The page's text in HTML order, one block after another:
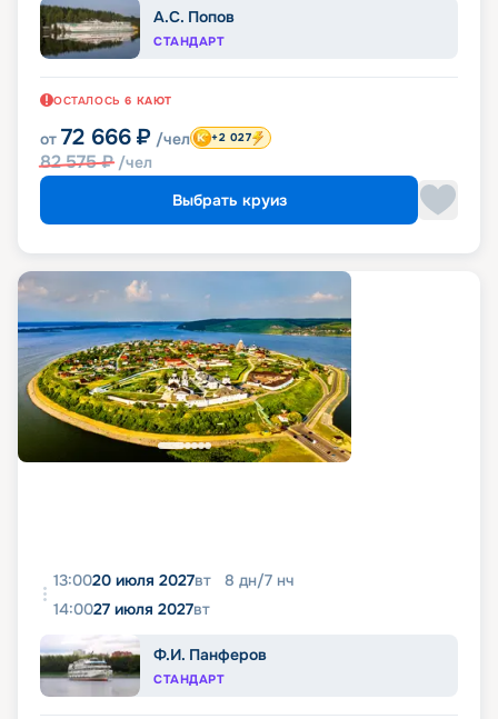
А.С. Попов
СТАНДАРТ
ОСТАЛОСЬ 6 КАЮТ
от 72 666 ₽ /чел
82 575₽ /чел
+2 027
Выбрать круиз
13:0020 июля 2027вт 8 дн/7 нч
14:0027 июля 2027вт
Ф.И. Панферов
СТАНДАРТ